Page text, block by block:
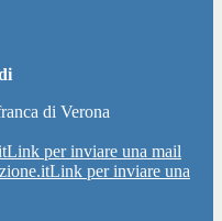
di Verona
Link per inviare una mail
Link per inviare una